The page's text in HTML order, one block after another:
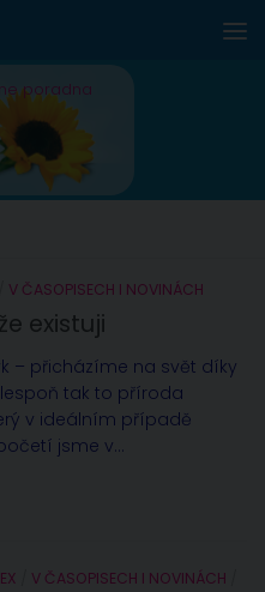
poradna
V ČASOPISECH I NOVINÁCH
existuji
– přicházíme na svět díky
tak to příroda
v ideálním případě
jsme v...
V ČASOPISECH I NOVINÁCH